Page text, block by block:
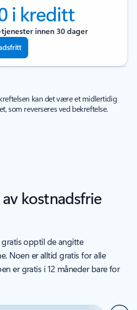
i kreditt
innen 30 dager
kan det være et midlertidig
som reverseres ved bekreftelse.
kostnadsfrie
opptil de angitte
Noen er alltid gratis for alle
er gratis i 12 måneder bare for